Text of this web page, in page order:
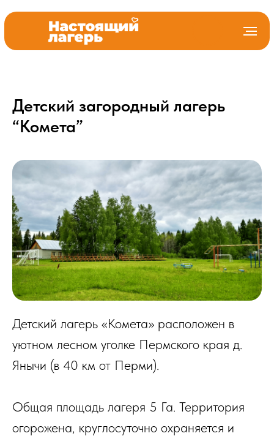
Детский загородный лагерь
“Комета”
Детский лагерь «Комета» расположен в
уютном лесном уголке Пермского края д.
Янычи (в 40 км от Перми).
Общая площадь лагеря 5 Га. Территория
огорожена, круглосуточно охраняется и